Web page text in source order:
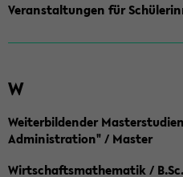
Veranstaltungen für
W
Weiterbildender
Administration" / Master
Wirtschaftsmathematik / B.Sc.